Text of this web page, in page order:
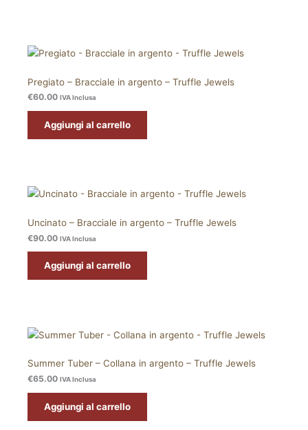
Pregiato – Bracciale in argento – Truffle Jewels
€60.00 IVA Inclusa
Aggiungi al carrello
Uncinato – Bracciale in argento – Truffle Jewels
€90.00 IVA Inclusa
Aggiungi al carrello
Summer Tuber – Collana in argento – Truffle Jewels
€65.00 IVA Inclusa
Aggiungi al carrello